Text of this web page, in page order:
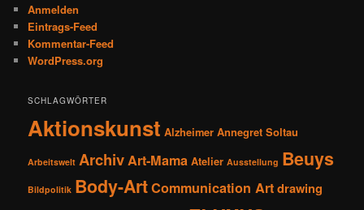
Anmelden
Eintrags-Feed
Kommentar-Feed
WordPress.org
SCHLAGWÖRTER
Aktionskunst Alzheimer Annegret Soltau
Arbeitswelt ArchivArt-Mama Atelier Ausstellung Beuys
Bildpolitik Body-ArtCommunication Artdrawing